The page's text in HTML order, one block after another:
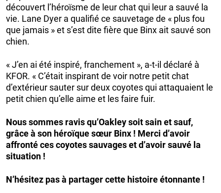
découvert l’héroïsme de leur chat qui leur a sauvé la
vie. Lane Dyer a qualifié ce sauvetage de « plus fou
que jamais » et s’est dite fière que Binx ait sauvé son
chien.
« J’en ai été inspiré, franchement », a-t-il déclaré à
KFOR. « C’était inspirant de voir notre petit chat
d’extérieur sauter sur deux coyotes qui attaquaient le
petit chien qu’elle aime et les faire fuir.
Nous sommes ravis qu’Oakley soit sain et sauf,
grâce à son héroïque sœur Binx ! Merci d’avoir
affronté ces coyotes sauvages et d’avoir sauvé la
situation !
N’hésitez pas à partager cette histoire étonnante !